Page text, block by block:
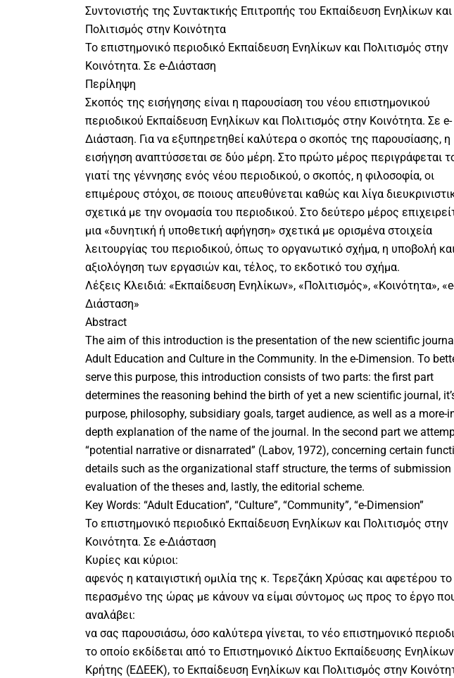
Συντονιστής της Συντακτικής Επιτροπής του Εκπαίδευση Ενηλίκων και
Πολιτισμός στην Κοινότητα
Το επιστημονικό περιοδικό Εκπαίδευση Ενηλίκων και Πολιτισμός στην
Κοινότητα. Σε e-Διάσταση
Περίληψη
Σκοπός της εισήγησης είναι η παρουσίαση του νέου επιστημονικού
περιοδικού Εκπαίδευση Ενηλίκων και Πολιτισμός στην Κοινότητα. Σε e-
Διάσταση. Για να εξυπηρετηθεί καλύτερα ο σκοπός της παρουσίασης, η
εισήγηση αναπτύσσεται σε δύο μέρη. Στο πρώτο μέρος περιγράφεται
γιατί της γέννησης ενός νέου περιοδικού, ο σκοπός, η φιλοσοφία, οι
επιμέρους στόχοι, σε ποιους απευθύνεται καθώς και λίγα
σχετικά με την ονομασία του περιοδικού. Στο δεύτερο μέρος
μια «δυνητική ή υποθετική αφήγηση» σχετικά με ορισμένα στοιχεία
λειτουργίας του περιοδικού, όπως το οργανωτικό σχήμα, η υποβολή
αξιολόγηση των εργασιών και, τέλος, το εκδοτικό του σχήμα.
Λέξεις Κλειδιά: «Εκπαίδευση Ενηλίκων», «Πολιτισμός», «Κοινότητα»,
Διάσταση»
Abstract
The aim of this introduction is the presentation of the new scientific journal
Adult Education and Culture in the Community. In the e-Dimension. To
serve this purpose, this introduction consists of two parts: the first part
determines the reasoning behind the birth of yet a new scientific journal,
purpose, philosophy, subsidiary goals, target audience, as well as a more-
depth explanation of the name of the journal. In the second part we
“potential narrative or disnarrated” (Labov, 1972), concerning certain
details such as the organizational staff structure, the terms of submission
evaluation of the theses and, lastly, the editorial scheme.
Key Words: “Adult Education”, “Culture”, “Community”, “e-Dimension”
Το επιστημονικό περιοδικό Εκπαίδευση Ενηλίκων και Πολιτισμός στην
Κοινότητα. Σε e-Διάσταση
Κυρίες και κύριοι:
αφενός η καταιγιστική ομιλία της κ. Τερεζάκη Χρύσας και αφετέρου το
περασμένο της ώρας με κάνουν να είμαι σύντομος ως προς το έργο
αναλάβει:
να σας παρουσιάσω, όσο καλύτερα γίνεται, το νέο επιστημονικό
το οποίο εκδίδεται από το Επιστημονικό Δίκτυο Εκπαίδευσης Ενηλίκων
Κρήτης (ΕΔΕΕΚ), το Εκπαίδευση Ενηλίκων και Πολιτισμός στην